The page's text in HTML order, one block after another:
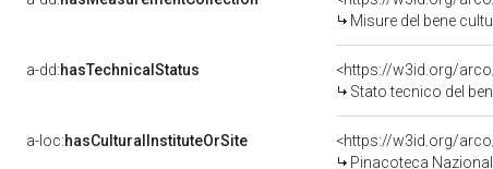
Misure del bene
a-dd:hasTechnicalStatus
<https://w3id.org/
Stato tecnico del
a-loc:hasCulturalInstituteOrSite
<https://w3id.org/
Pinacoteca